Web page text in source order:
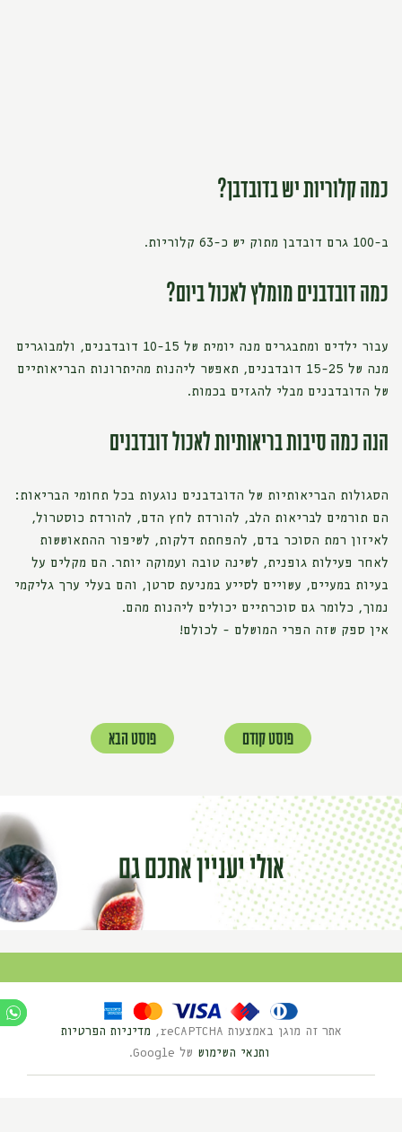
כמה קלוריות יש בדובדבן?
ב-100 גרם דובדבן מתוק יש כ-63 קלוריות.
כמה דובדבנים מומלץ לאכול ביום?
עבור ילדים ומתבגרים מנה יומית של 10-15 דובדבנים, ולמבוגרים
מנה של 15-25 דובדבנים, תאפשר ליהנות מהיתרונות הבריאותיים
של הדובדבנים מבלי להגזים בכמות.
הנה כמה סיבות בריאותיות לאכול דובדבנים
הסגולות הבריאותיות של הדובדבנים נוגעות בכל תחומי הבריאות:
הם תורמים לבריאות הלב, להורדת לחץ הדם, להורדת כוסטרול,
לאיזון רמת הסוכר בדם, להפחתת דלקות, לשיפור ההתאוששות
לאחר פעילות גופנית, לשינה טובה ועמוקה יותר. הם מקלים על
בעיות במעיים, עשויים לסייע במניעת סרטן, והם בעלי ערך גליקמי
נמוך, כלומר גם סוכרתיים יכולים ליהנות מהם.
אין ספק שזה הפרי המושלם - לכולם!
פוסט קודם פוסט הבא
אולי יעניין אתכם גם
אתר זה מוגן באמצעות reCAPTCHA,
מדיניות הפרטיות
ותנאי השימוש של Google.